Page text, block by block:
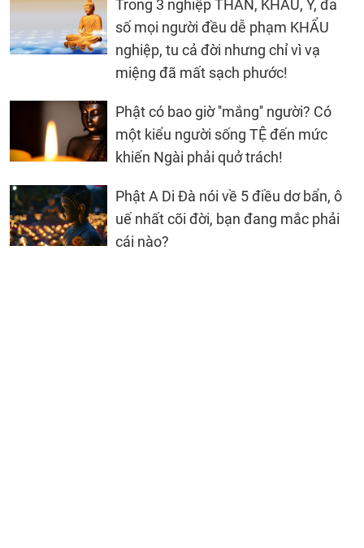
Trong 3 nghiệp THÂN, KHẨU, Ý, đa
số mọi người đều dễ phạm KHẨU
nghiệp, tu cả đời nhưng chỉ vì vạ
miệng đã mất sạch phước!
Phật có bao giờ ''mắng'' người? Có
một kiểu người sống TỆ đến mức
khiến Ngài phải quở trách!
Phật A Di Đà nói về 5 điều dơ bẩn, ô
uế nhất cõi đời, bạn đang mắc phải
cái nào?